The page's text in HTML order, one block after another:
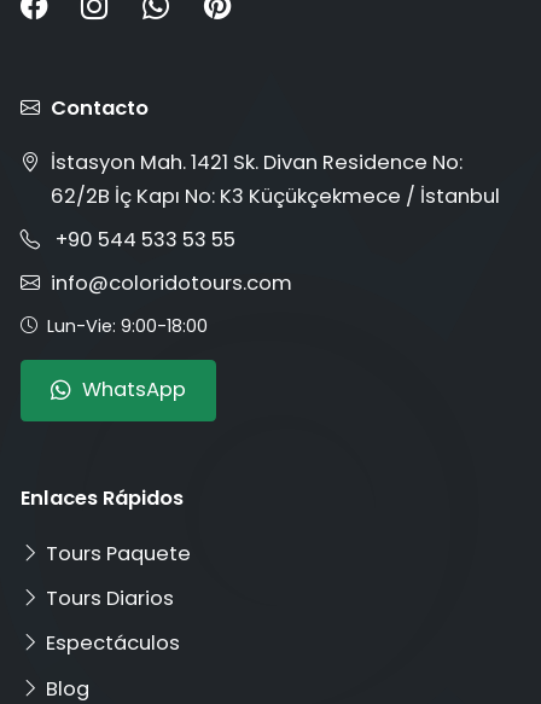
Contacto
İstasyon Mah. 1421 Sk. Divan Residence No:
62/2B İç Kapı No: K3 Küçükçekmece / İstanbul
+90 544 533 53 55
info@coloridotours.com
Lun-Vie: 9:00-18:00
WhatsApp
Enlaces Rápidos
Tours Paquete
Tours Diarios
Espectáculos
Blog